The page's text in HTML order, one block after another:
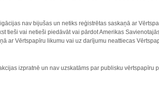
nav bijušas un netiks reģistrētas saskaņā ar
vai netieši piedāvāt vai pārdot Amerikas
ar Vērtspapīru likumu vai uz darījumu neattiecas
izpratnē un nav uzskatāms par publisku vērtspapīru